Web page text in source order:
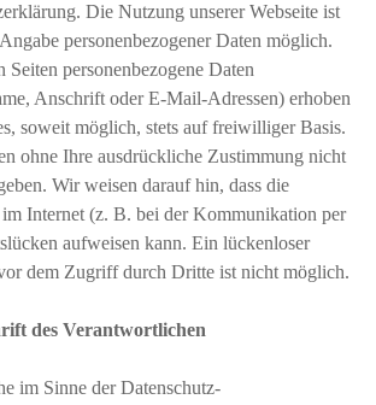
Die Nutzung unserer Webseite ist
personenbezogener Daten möglich.
Seiten personenbezogene Daten
Anschrift oder E-Mail-Adressen) erhoben
soweit möglich, stets auf freiwilliger Basis.
ohne Ihre ausdrückliche Zustimmung nicht
Wir weisen darauf hin, dass die
Internet (z. B. bei der Kommunikation per
aufweisen kann. Ein lückenloser
dem Zugriff durch Dritte ist nicht möglich.
des Verantwortlichen
im Sinne der Datenschutz-